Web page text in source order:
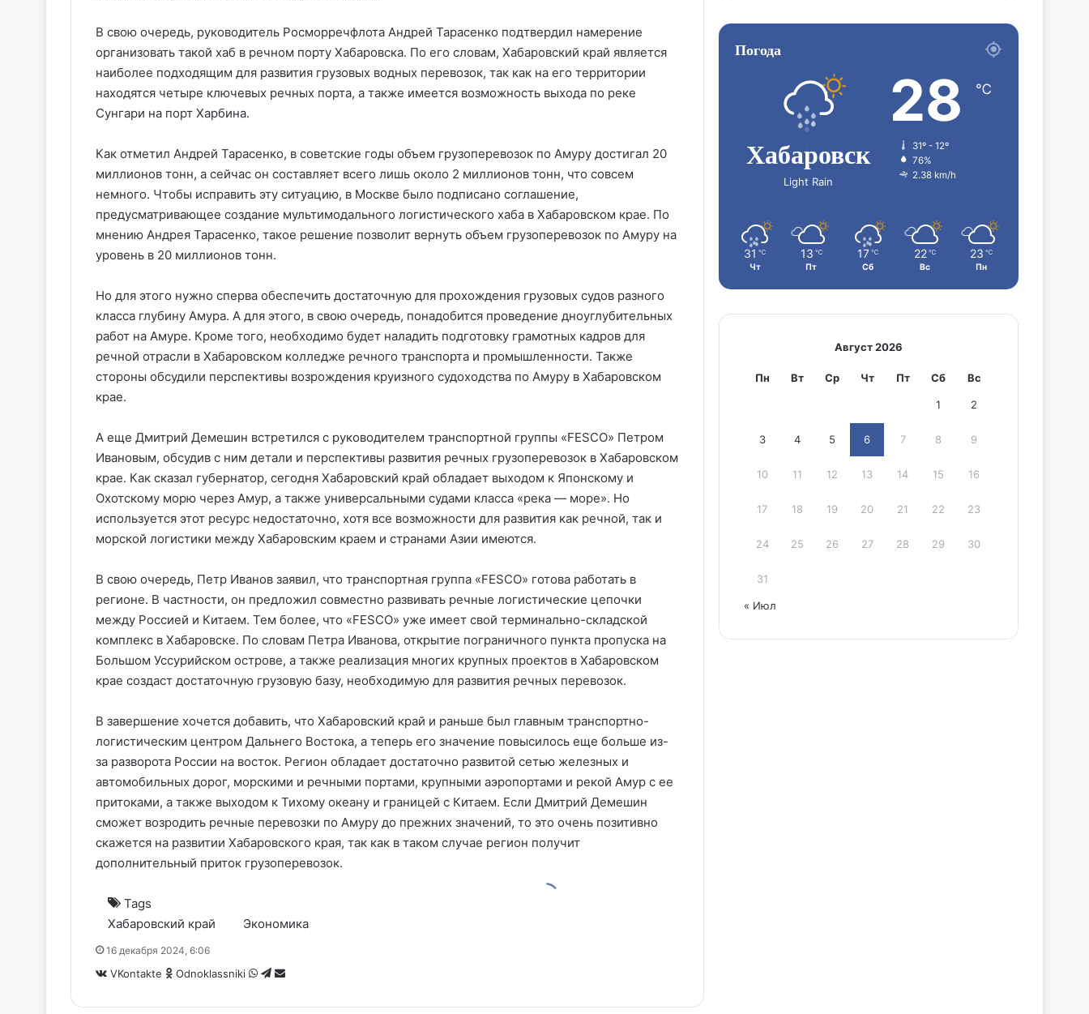
В свою очередь, руководитель Росморречфлота Андрей Тарасенко подтвердил намерение
организовать такой хаб в речном порту Хабаровска. По его словам, Хабаровский край является
наиболее подходящим для развития грузовых водных перевозок, так как на его территории
находятся четыре ключевых речных порта, а также имеется возможность выхода по реке
Сунгари на порт Харбина.
Как отметил Андрей Тарасенко, в советские годы объем грузоперевозок по Амуру достигал 20
миллионов тонн, а сейчас он составляет всего лишь около 2 миллионов тонн, что совсем
немного. Чтобы исправить эту ситуацию, в Москве было подписано соглашение,
предусматривающее создание мультимодального логистического хаба в Хабаровском крае. По
мнению Андрея Тарасенко, такое решение позволит вернуть объем грузоперевозок по Амуру на
уровень в 20 миллионов тонн.
Но для этого нужно сперва обеспечить достаточную для прохождения грузовых судов разного
класса глубину Амура. А для этого, в свою очередь, понадобится проведение дноуглубительных
работ на Амуре. Кроме того, необходимо будет наладить подготовку грамотных кадров для
речной отрасли в Хабаровском колледже речного транспорта и промышленности. Также
стороны обсудили перспективы возрождения круизного судоходства по Амуру в Хабаровском
крае.
А еще Дмитрий Демешин встретился с руководителем транспортной группы «FESCO» Петром
Ивановым, обсудив с ним детали и перспективы развития речных грузоперевозок в Хабаровском
крае. Как сказал губернатор, сегодня Хабаровский край обладает выходом к Японскому и
Охотскому морю через Амур, а также универсальными судами класса «река — море». Но
используется этот ресурс недостаточно, хотя все возможности для развития как речной, так и
морской логистики между Хабаровским краем и странами Азии имеются.
В свою очередь, Петр Иванов заявил, что транспортная группа «FESCO» готова работать в
регионе. В частности, он предложил совместно развивать речные логистические цепочки
между Россией и Китаем. Тем более, что «FESCO» уже имеет свой терминально-складской
комплекс в Хабаровске. По словам Петра Иванова, открытие пограничного пункта пропуска на
Большом Уссурийском острове, а также реализация многих крупных проектов в Хабаровском
крае создаст достаточную грузовую базу, необходимую для развития речных перевозок.
В завершение хочется добавить, что Хабаровский край и раньше был главным транспортно-
логистическим центром Дальнего Востока, а теперь его значение повысилось еще больше из-
за разворота России на восток. Регион обладает достаточно развитой сетью железных и
автомобильных дорог, морскими и речными портами, крупными аэропортами и рекой Амур с ее
притоками, а также выходом к Тихому океану и границей с Китаем. Если Дмитрий Демешин
сможет возродить речные перевозки по Амуру до прежних значений, то это очень позитивно
скажется на развитии Хабаровского края, так как в таком случае регион получит
дополнительный приток грузоперевозок.
Tags
Хабаровский край
Экономика
16 декабря 2024, 6:06
VKontakte Odnoklassniki WhatsApp
Telegram
Share
Email
Погода
Хабаровск
Light Rain
28 ℃
31º - 12º
76%
2.38 km/h
31 ℃
Чт
13 ℃
Пт
17 ℃
Сб
22 ℃
Вс
23 ℃
Пн
Август 2026
Пн Вт Ср Чт Пт Сб Вс
1 2
3 4 5 6 7 8 9
10 11 12 13 14 15 16
17 18 19 20 21 22 23
24 25 26 27 28 29 30
31
« Июл